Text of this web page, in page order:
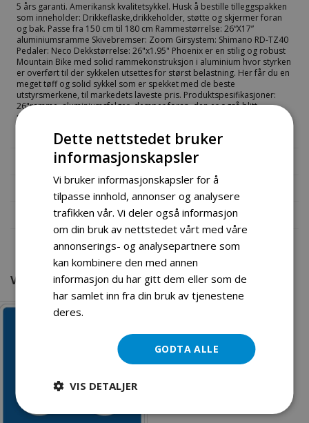
5 års garanti. Amerikansk kvalitetsykkel. Husk å bestille tilleggspakken
som inneholder: Drikkeflaske,drikkeholder, støtte og skjermer foran
og bak. Passe fra 150 cm til 180 cm Rammestørrelse: 26“X17”
aluminiumsramme Skivebremser: Zoom Girsystem: Shimano RD-TZ40
Pedaler: Neco Dekkstørrelse: 26"x1.95" Phoenix er en stilig og robust
Mountain Bike med solid rammekonstruksjon i aluminium hvor styrken
er overført til der sykkelen utsettes for størst belastning. Her får du en
meget tøff og solid sykkel som er spekket med de beste
utstyrsmerkene, til markedets laveste pris. Produktspesifikasjoner:
26"ramme, aluminiumsfelger, demper foran, den er også blitt
påkostet med Shimano 24-speed gir, Kenda 26"X1.95 dekk foran og
Mer informasjon
Produktomtaler
Fil vedlegg
VI FANT ANDRE PRODUKTER DU KANSKJE VIL LIKE!
Dette nettstedet bruker
informasjonskapsler
Vi bruker informasjonskapsler for å
tilpasse innhold, annonser og analysere
trafikken vår. Vi deler også informasjon
om din bruk av nettstedet vårt med våre
annonserings- og analysepartnere som
kan kombinere den med annen
informasjon du har gitt dem eller som de
har samlet inn fra din bruk av tjenestene
deres.
GODTA ALLE
VIS DETALJER